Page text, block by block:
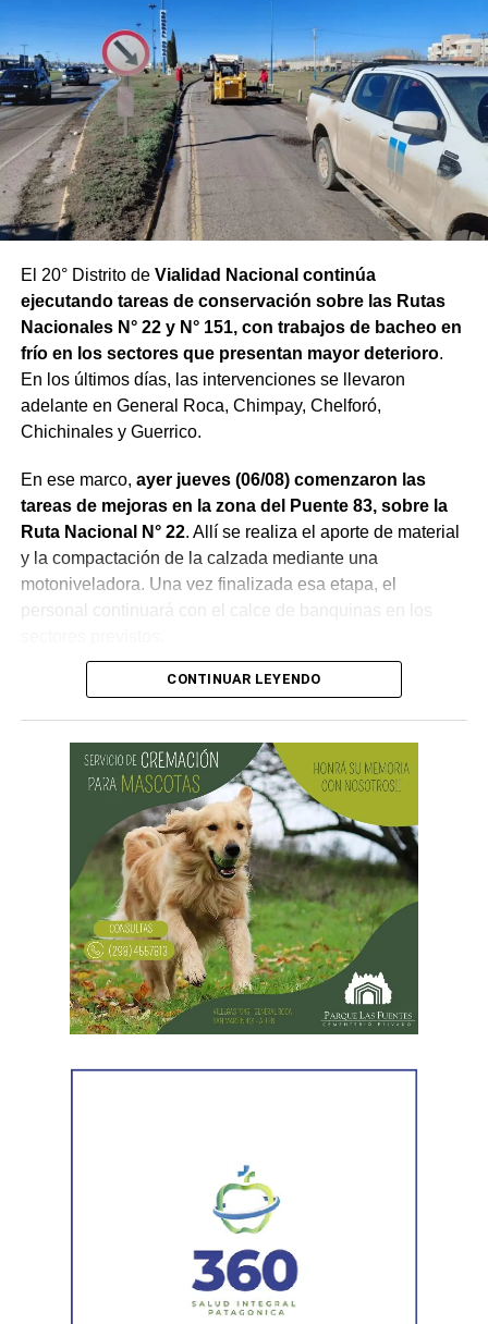
El 20° Distrito de Vialidad Nacional continúa
ejecutando tareas de conservación sobre las Rutas
Nacionales N° 22 y N° 151, con trabajos de bacheo en
frío en los sectores que presentan mayor deterioro.
En los últimos días, las intervenciones se llevaron
adelante en General Roca, Chimpay, Chelforó,
Chichinales y Guerrico.
En ese marco, ayer jueves (06/08) comenzaron las
tareas de mejoras en la zona del Puente 83, sobre la
Ruta Nacional N° 22. Allí se realiza el aporte de material
y la compactación de la calzada mediante una
motoniveladora. Una vez finalizada esa etapa, el
personal continuará con el calce de banquinas en los
Desde Vialidad Nacional informaron que,durante las
próximas semanas, el operativo de bacheo será
reforzado con dos nuevas cuadrillas de trabajo y dos
camiones bacheadores, lo que permitirá incrementar
el ritmo de ejecución y optimizar las tareas de
mantenimiento en distintos puntos del Alto Valle.
Por otra parte, el organismo avanza con el relevamiento
sectores más deteriorados y mejorar las condiciones de
CONTINUAR LEYENDO